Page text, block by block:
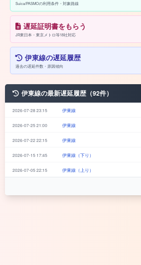
Suica/PASMOの利用条件・対象路線
遅延証明書をもらう
JR東日本・東京メトロ等18社対応
伊東線の遅延履歴
過去の遅延件数・原因傾向
伊東線の最新遅延履歴（92件）
2026-07-28 23:15 伊東線
2026-07-25 21:00 伊東線
2026-07-22 22:15 伊東線
2026-07-15 17:45 伊東線（下り）
2026-07-05 22:15 伊東線（上り）